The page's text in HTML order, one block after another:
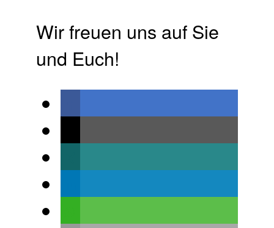
Wir freuen uns auf Sie
und Euch!